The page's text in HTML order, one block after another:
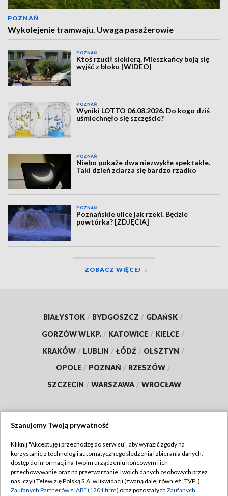
POZNAŃ
Wykolejenie tramwaju. Uwaga pasażerowie
POZNAŃ
Ktoś rzucił siekierą. Mieszkańcy boją się
wyjść z bloku [WIDEO]
POZNAŃ
Wyniki LOTTO 06.08.2026. Do kogo dziś
uśmiechnęło się szczęście?
POZNAŃ
Niebo pokaże dwa niezwykłe spektakle.
Taki dzień zdarza się bardzo rzadko
POZNAŃ
Poznańskie ulice jak rzeki. Będzie
powtórka? [ZDJĘCIA]
ZOBACZ WIĘCEJ
BIAŁYSTOK / BYDGOSZCZ / GDAŃSK /
GORZÓW WLKP. / KATOWICE / KIELCE /
KRAKÓW / LUBLIN / ŁÓDŹ / OLSZTYN /
OPOLE / POZNAŃ / RZESZÓW /
SZCZECIN / WARSZAWA / WROCŁAW
TVP
Abonament TVP
Emisja w TVP
Regulamin TVP
Polityka prywatności
Szanujemy Twoją prywatność
Kliknij "Akceptuję i przechodzę do serwisu", aby wyrazić zgody na
korzystanie z technologii automatycznego śledzenia i zbierania danych,
dostęp do informacji na Twoim urządzeniu końcowym i ich
przechowywanie oraz na przetwarzanie Twoich danych osobowych przez
nas, czyli Telewizję Polską S.A. w likwidacji (zwaną dalej również „TVP”),
Zaufanych Partnerów z IAB* (1201 firm) oraz pozostałych Zaufanych